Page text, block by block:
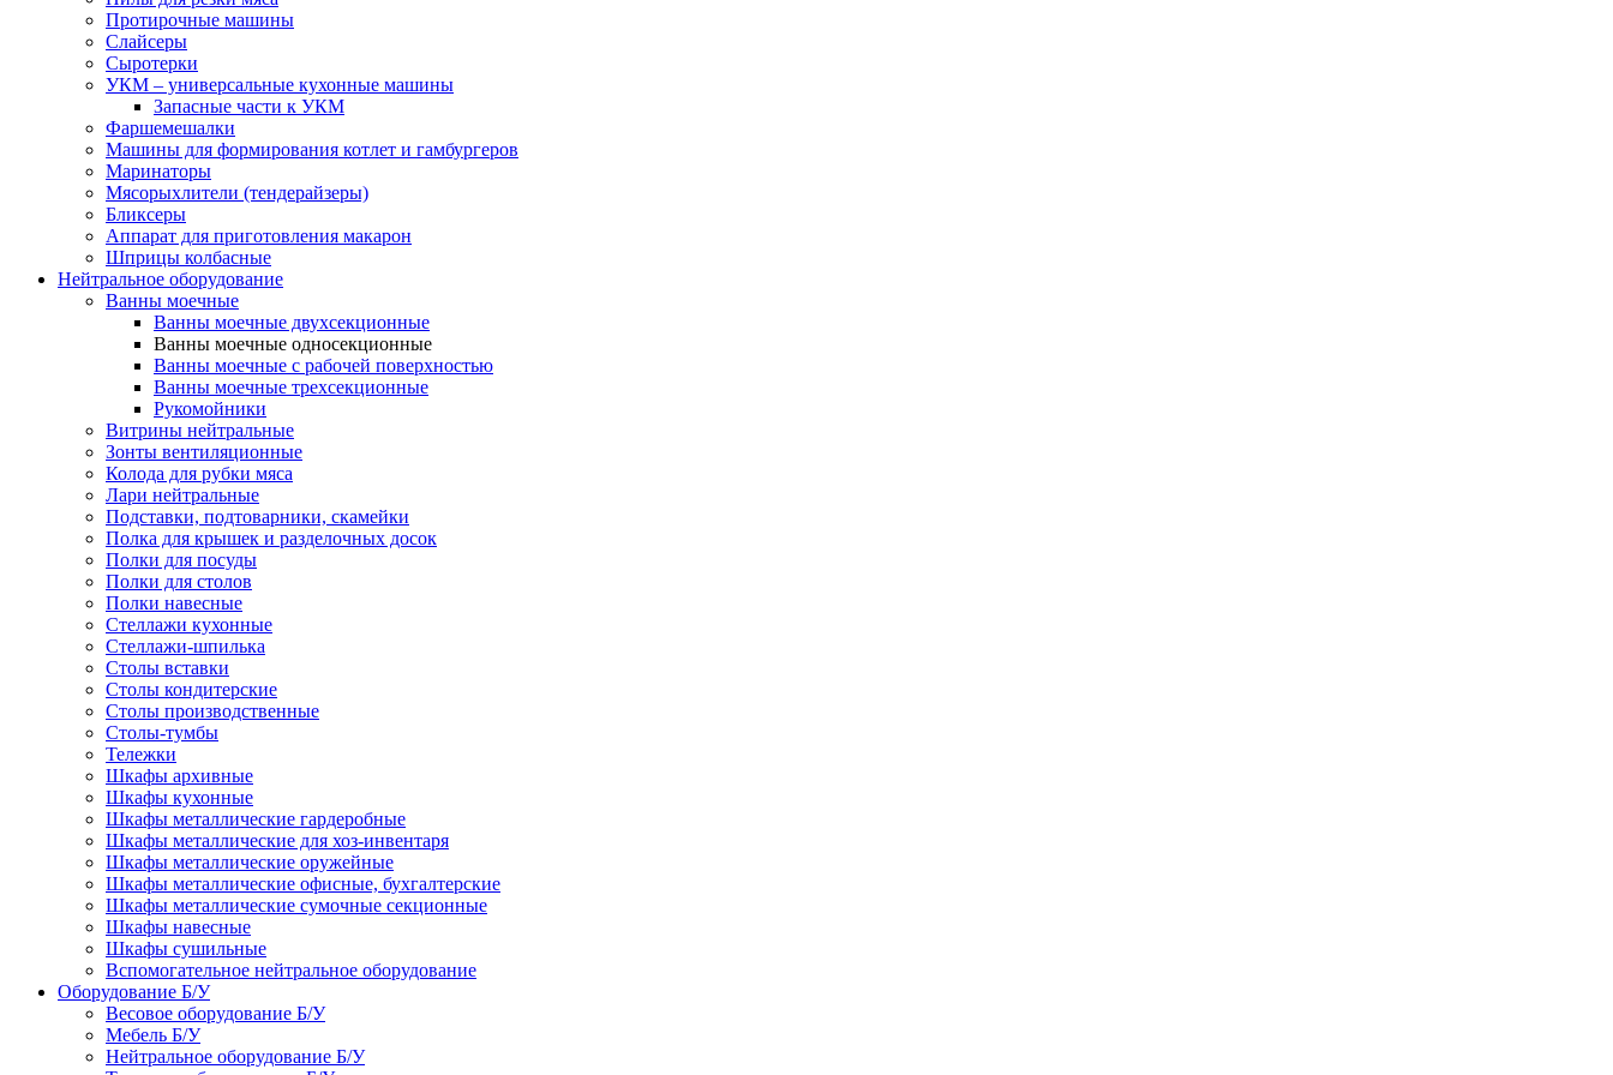
Протирочные машины
Слайсеры
Сыротерки
УКМ – универсальные кухонные машины
Запасные части к УКМ
Фаршемешалки
Машины для формирования котлет и гамбургеров
Маринаторы
Мясорыхлители (тендерайзеры)
Бликсеры
Аппарат для приготовления макарон
Шприцы колбасные
Нейтральное оборудование
Ванны моечные
Ванны моечные двухсекционные
Ванны моечные односекционные
Ванны моечные с рабочей поверхностью
Ванны моечные трехсекционные
Рукомойники
Витрины нейтральные
Зонты вентиляционные
Колода для рубки мяса
Лари нейтральные
Подставки, подтоварники, скамейки
Полка для крышек и разделочных досок
Полки для посуды
Полки для столов
Полки навесные
Стеллажи кухонные
Стеллажи-шпилька
Столы вставки
Столы кондитерские
Столы производственные
Столы-тумбы
Тележки
Шкафы архивные
Шкафы кухонные
Шкафы металлические гардеробные
Шкафы металлические для хоз-инвентаря
Шкафы металлические оружейные
Шкафы металлические офисные, бухгалтерские
Шкафы металлические сумочные секционные
Шкафы навесные
Шкафы сушильные
Вспомогательное нейтральное оборудование
Оборудование Б/У
Весовое оборудование Б/У
Мебель Б/У
Нейтральное оборудование Б/У